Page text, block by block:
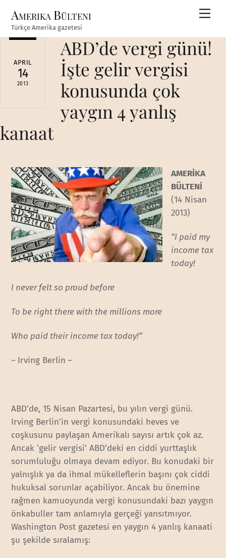
content
Amerika Bülteni
Türkçe Amerika gazetesi
APRIL
14
2013
ABD’de vergi günü!
İşte gelir vergisi
konusunda çok
yaygın 4 yanlış
kanaat
AMERİKA
BÜLTENİ
(14 Nisan
2013)
“I paid my
income tax
today!
I never felt so proud before
To be right there with the millions more
Who paid their income tax today!”
– Irving Berlin –
ABD’de, 15 Nisan Pazartesi, bu yılın vergi günü.
Irving Berlin’in vergi konusundaki heves ve
coşkusunu paylaşan Amerikalı sayısı artık çok az.
Ancak ‘gelir vergisi’ ABD’deki en ciddi yurttaşlık
sorumluluğu olmaya devam ediyor. Bu konudaki bir
yalnışlık ya da ihmal mükelleflerin başını çok ciddi
hukuksal sorunlar açabiliyor. Ancak bu önemine
rağmen kamuoyunda vergi konusundaki bazı yaygın
önkabuller tam anlamıyla gerçeği yansıtmıyor.
Washington Post gazetesi en yaygın 4 yanlış kanaati
şu şekilde sıralamış: